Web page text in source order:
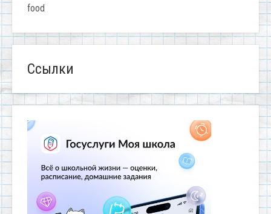
food
Ссылки